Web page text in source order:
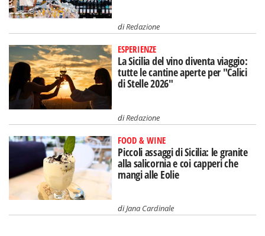
diRedazione
ESPERIENZE
La Sicilia del vino diventa viaggio:
tutte le cantine aperte per "Calici
di Stelle 2026"
diRedazione
FOOD & WINE
Piccoli assaggi di Sicilia: le granite
alla salicornia e coi capperi che
mangi alle Eolie
diJana Cardinale